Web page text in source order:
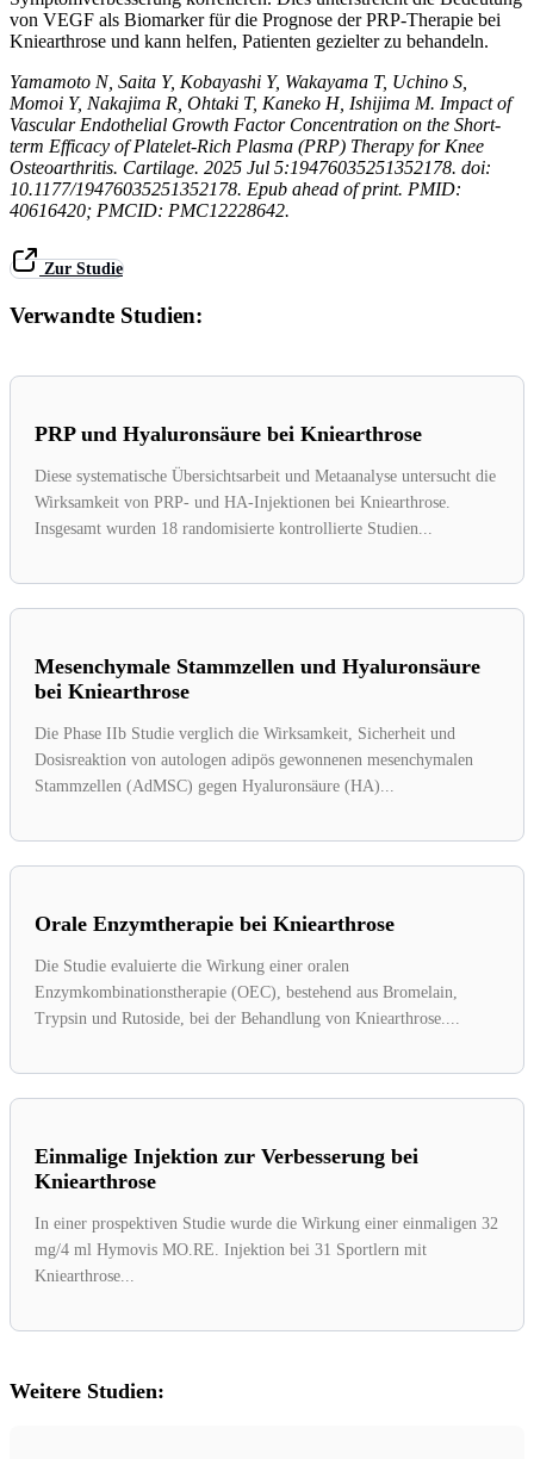
von VEGF als Biomarker für die Prognose der PRP-Therapie bei
Kniearthrose und kann helfen, Patienten gezielter zu behandeln.
Yamamoto N, Saita Y, Kobayashi Y, Wakayama T, Uchino S,
Momoi Y, Nakajima R, Ohtaki T, Kaneko H, Ishijima M. Impact of
Vascular Endothelial Growth Factor Concentration on the Short-
term Efficacy of Platelet-Rich Plasma (PRP) Therapy for Knee
Osteoarthritis. Cartilage. 2025 Jul 5:19476035251352178. doi:
10.1177/19476035251352178. Epub ahead of print. PMID:
40616420; PMCID: PMC12228642.
Zur Studie
Verwandte Studien:
PRP und Hyaluronsäure bei Kniearthrose
Diese systematische Übersichtsarbeit und Metaanalyse untersucht die
Wirksamkeit von PRP- und HA-Injektionen bei Kniearthrose.
Insgesamt wurden 18 randomisierte kontrollierte Studien...
Mesenchymale Stammzellen und Hyaluronsäure
bei Kniearthrose
Die Phase IIb Studie verglich die Wirksamkeit, Sicherheit und
Dosisreaktion von autologen adipös gewonnenen mesenchymalen
Stammzellen (AdMSC) gegen Hyaluronsäure (HA)...
Orale Enzymtherapie bei Kniearthrose
Die Studie evaluierte die Wirkung einer oralen
Enzymkombinationstherapie (OEC), bestehend aus Bromelain,
Trypsin und Rutoside, bei der Behandlung von Kniearthrose....
Einmalige Injektion zur Verbesserung bei
Kniearthrose
In einer prospektiven Studie wurde die Wirkung einer einmaligen 32
mg/4 ml Hymovis MO.RE. Injektion bei 31 Sportlern mit
Kniearthrose...
Weitere Studien: